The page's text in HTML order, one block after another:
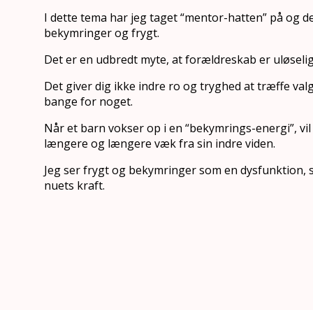
I dette tema har jeg taget “mentor-hatten” på og
bekymringer og frygt.
Det er en udbredt myte, at forældreskab er
Det giver dig ikke indre ro og tryghed at træffe
bange for noget.
Når et barn vokser op i en “bekymrings-energi”,
længere og længere væk fra sin indre viden.
Jeg ser frygt og bekymringer som en
nuets kraft.